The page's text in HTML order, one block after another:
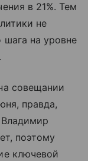
в 21%. Тем
не
на уровне
совещании
правда,
поэтому
ключевой